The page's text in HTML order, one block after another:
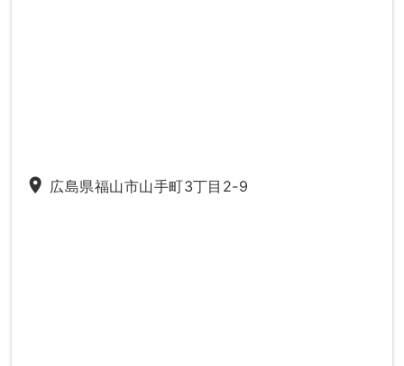
place 広島県福山市山手町3丁目2-9